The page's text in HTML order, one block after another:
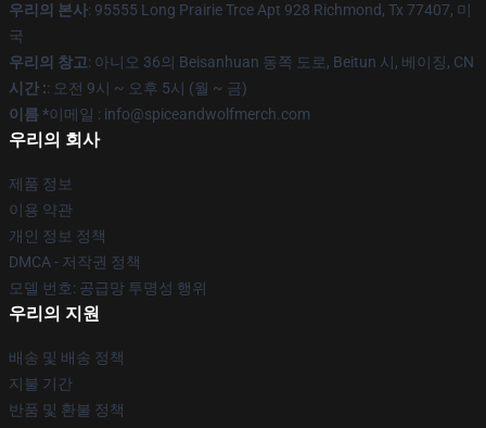
우리의 본사: 95555 Long Prairie Trce Apt 928 Richmond, Tx 77407, 미
국
우리의 창고: 아니오 36의 Beisanhuan 동쪽 도로, Beitun 시, 베이징, CN
시간 :: 오전 9시 ~ 오후 5시 (월 ~ 금)
이름 *이메일 : info@spiceandwolfmerch.com
우리의 회사
제품 정보
이용 약관
개인 정보 정책
DMCA - 저작권 정책
모델 번호: 공급망 투명성 행위
우리의 지원
배송 및 배송 정책
지불 기간
반품 및 환불 정책